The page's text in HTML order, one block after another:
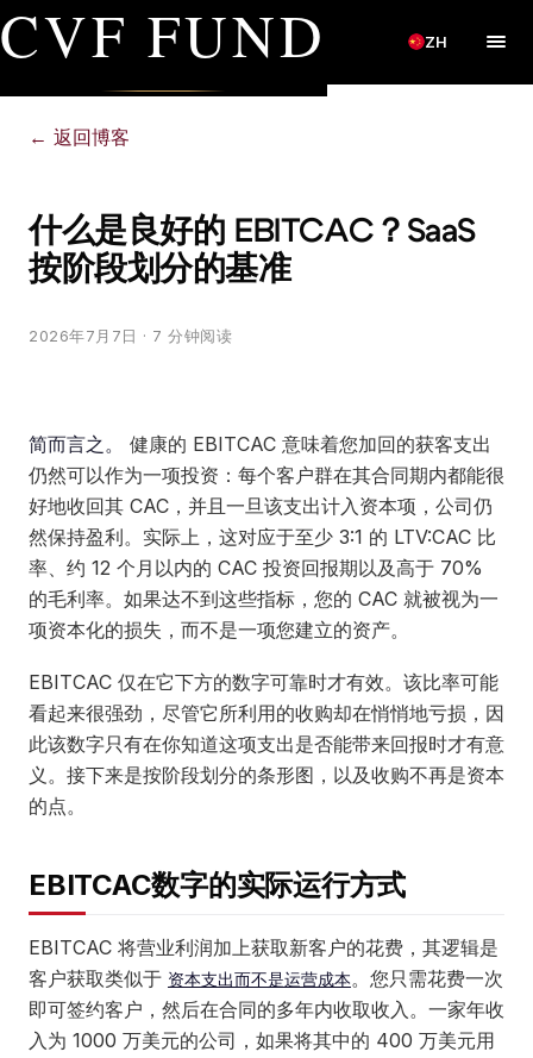
CVF FUND ZH
← 返回博客
什么是良好的 EBITCAC？SaaS
按阶段划分的基准
2026年7月7日 · 7 分钟阅读
简而言之。
健康的 EBITCAC 意味着您加回的获客支出
仍然可以作为一项投资：每个客户群在其合同期内都能很
好地收回其 CAC，并且一旦该支出计入资本项，公司仍
然保持盈利。实际上，这对应于至少 3:1 的 LTV:CAC 比
率、约 12 个月以内的 CAC 投资回报期以及高于 70%
的毛利率。如果达不到这些指标，您的 CAC 就被视为一
项资本化的损失，而不是一项您建立的资产。
EBITCAC 仅在它下方的数字可靠时才有效。该比率可能
看起来很强劲，尽管它所利用的收购却在悄悄地亏损，因
此该数字只有在你知道这项支出是否能带来回报时才有意
义。接下来是按阶段划分的条形图，以及收购不再是资本
的点。
EBITCAC数字的实际运行方式
EBITCAC 将营业利润加上获取新客户的花费，其逻辑是
客户获取类似于 资本支出而不是运营成本。您只需花费一次
即可签约客户，然后在合同的多年内收取收入。一家年收
入为 1000 万美元的公司，如果将其中的 400 万美元用